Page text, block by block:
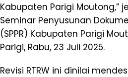
Kabupaten Parigi Moutong,”
Seminar Penyusunan
(SPPR) Kabupaten Parigi
Parigi, Rabu, 23 Juli 2025.
Revisi RTRW ini dinilai